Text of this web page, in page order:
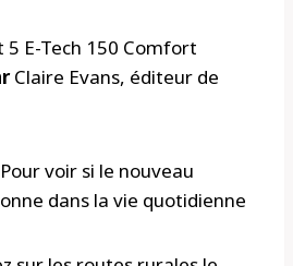
5 E-Tech 150 Comfort
Claire Evans, éditeur de
Pour voir si le nouveau
dans la vie quotidienne